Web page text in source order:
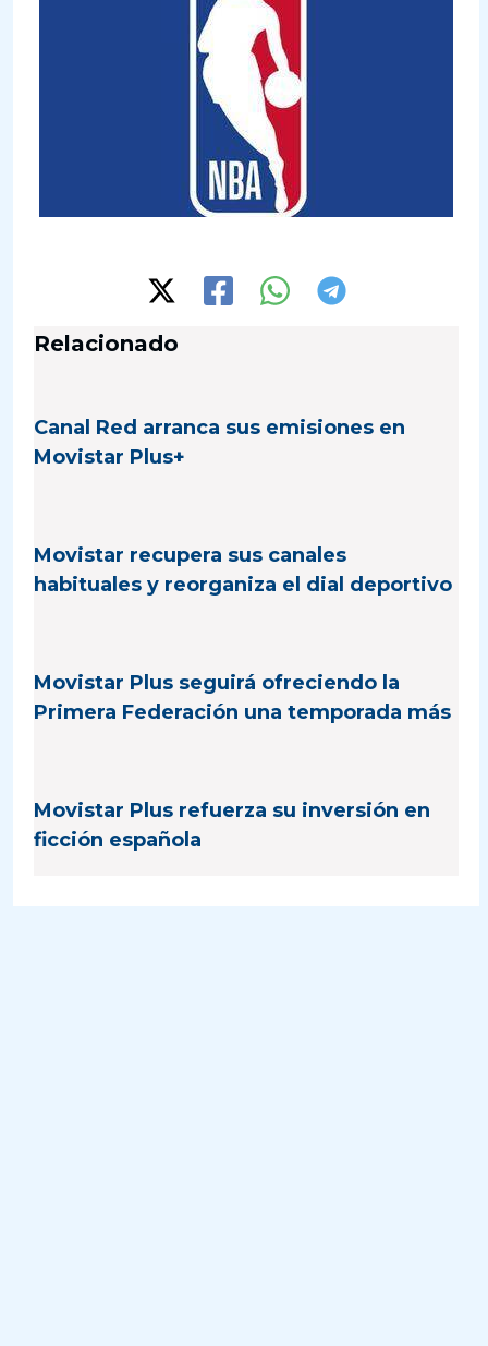
Relacionado
Canal Red arranca sus emisiones en
Movistar Plus+
Movistar recupera sus canales
habituales y reorganiza el dial deportivo
Movistar Plus seguirá ofreciendo la
Primera Federación una temporada más
Movistar Plus refuerza su inversión en
ficción española